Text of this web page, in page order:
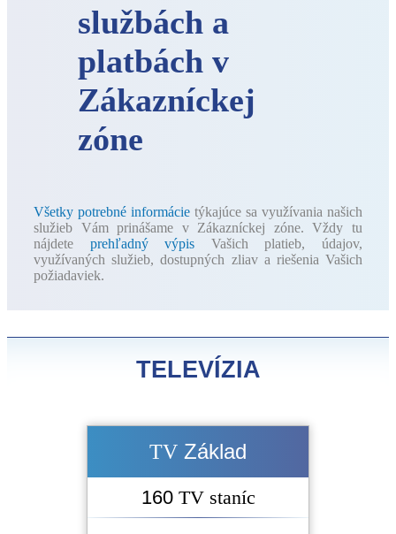
službách a
platbách v
Zákazníckej
zóne
Všetky potrebné informácie týkajúce sa využívania našich
služieb Vám prinášame v Zákazníckej zóne. Vždy tu
nájdete prehľadný výpis Vašich platieb, údajov,
využívaných služieb, dostupných zliav a riešenia Vašich
požiadaviek.
TELEVÍZIA
TV Základ
160 TV staníc